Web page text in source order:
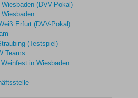
(DVV-Pokal)
Erfurt (DVV-Pokal)
(Testspiel)
Teams
in Wiesbaden